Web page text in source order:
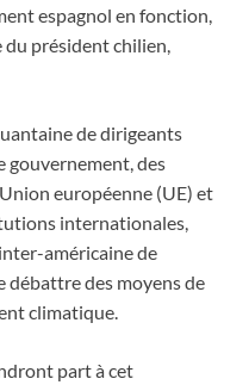
espagnol en fonction,
du président chilien,
de dirigeants
gouvernement, des
européenne (UE) et
internationales,
américaine de
débattre des moyens de
climatique.
part à cet